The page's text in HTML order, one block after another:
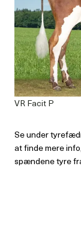
VR Facit P
Se under
at finde mere
spændene tyre